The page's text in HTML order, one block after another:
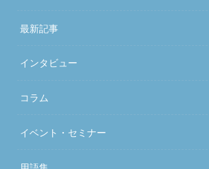
最新記事
インタビュー
コラム
イベント・セミナー